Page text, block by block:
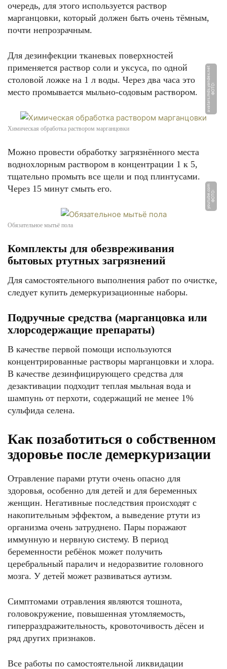
очередь, для этого используется раствор
марганцовки, который должен быть очень тёмным,
почти непрозрачным.
Для дезинфекции тканевых поверхностей
применяется раствор соли и уксуса, по одной
столовой ложке на 1 л воды. Через два часа это
место промывается мыльно-содовым раствором.
Ф
О
Т
О:
a
v
a
t
a
r
s.
m
d
s.
y
a
n
d
e
x.
n
e
t
Химическая обработка раствором марганцовки
Можно провести обработку загрязнённого места
воднохлорным раствором в концентрации 1 к 5,
тщательно промыть все щели и под плинтусами.
Через 15 минут смыть его.
Ф
О
Т
О:
y
o
u
t
u
b
e.
c
o
m
Обязательное мытьё пола
Комплекты для обезвреживания
бытовых ртутных загрязнений
Для самостоятельного выполнения работ по очистке,
следует купить демеркуризационные наборы.
Подручные средства (марганцовка или
хлорсодержащие препараты)
В качестве первой помощи используются
концентрированные растворы марганцовки и хлора.
В качестве дезинфицирующего средства для
дезактивации подходит теплая мыльная вода и
шампунь от перхоти, содержащий не менее 1%
сульфида селена.
Как позаботиться о собственном
здоровье после демеркуризации
Отравление парами ртути очень опасно для
здоровья, особенно для детей и для беременных
женщин. Негативные последствия происходят с
накопительным эффектом, а выведение ртути из
организма очень затруднено. Пары поражают
иммунную и нервную систему. В период
беременности ребёнок может получить
церебральный паралич и недоразвитие головного
мозга. У детей может развиваться аутизм.
Симптомами отравления являются тошнота,
головокружение, повышенная утомляемость,
гиперраздражительность, кровоточивость дёсен и
ряд других признаков.
Все работы по самостоятельной ликвидации